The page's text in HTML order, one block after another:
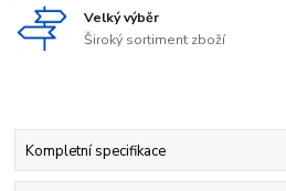
Velký výběr
Široký sortiment zboží
Kompletní specifikace